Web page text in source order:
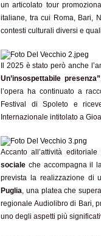
un articolato tour
italiane, tra cui Roma, Bari,
contesti culturali diversi e
Il 2025 è stato però anche
Un’insospettabile presenza”
l’opera ha continuato a
Festival di Spoleto e
Internazionale intitolato a
Accanto all’attività
sociale che accompagna il
prevista la realizzazione di
Puglia, una platea che
regionale Audiolibro di Bari,
uno degli aspetti più